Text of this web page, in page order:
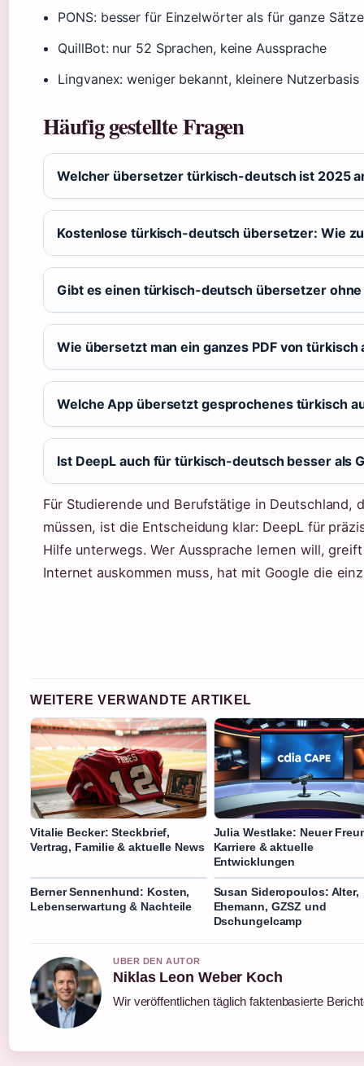
PONS: besser für Einzelwörter als für ganze Sätze
QuillBot: nur 52 Sprachen, keine Aussprache
Lingvanex: weniger bekannt, kleinere Nutzerbasis
Häufig gestellte Fragen
Welcher übersetzer türkisch-deutsch ist 2025
Kostenlose türkisch-deutsch übersetzer: Wie
Gibt es einen türkisch-deutsch übersetzer
Wie übersetzt man ein ganzes PDF von türkisch
Welche App übersetzt gesprochenes türkisch
Ist DeepL auch für türkisch-deutsch besser als
Für Studierende und Berufstätige in
müssen, ist die Entscheidung klar: DeepL für
Hilfe unterwegs. Wer Aussprache lernen will,
Internet auskommen muss, hat mit Google die
WEITERE VERWANDTE ARTIKEL
Vitalie Becker: Steckbrief,
Vertrag, Familie & aktuelle News
Julia Westlake: Neuer
Karriere & aktuelle
Entwicklungen
Berner Sennenhund: Kosten,
Lebenserwartung & Nachteile
Susan Sideropoulos: Alter,
Ehemann, GZSZ und
Dschungelcamp
UBER DEN AUTOR
Niklas Leon Weber Koch
Wir veröffentlichen täglich faktenbasierte